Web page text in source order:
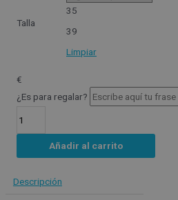
Talla
35
39
Limpiar
€
¿Es para regalar?
Añadir al carrito
Descripción